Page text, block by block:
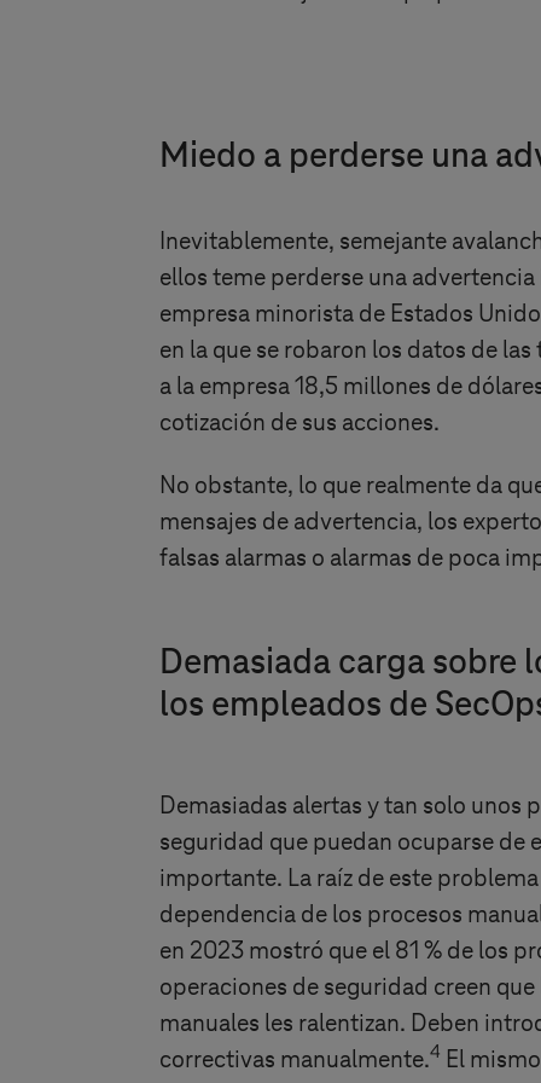
Miedo a perderse una
Inevitablemente, semejante
ellos teme perderse una
empresa minorista de Estados
en la que se robaron los datos de
a la empresa 18,5 millones de
cotización de sus acciones.
No obstante, lo que realmente da
mensajes de advertencia, los
falsas alarmas o alarmas de poca
Demasiada carga sobre
los empleados de
Demasiadas alertas y tan solo unos
seguridad que puedan ocuparse de
importante. La raíz de este
dependencia de los procesos
en 2023 mostró que el 81 % de los
operaciones de seguridad creen
manuales les ralentizan. Deben
correctivas manualmente.4 El